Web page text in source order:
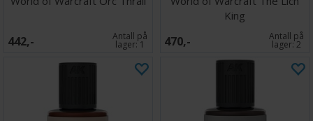
442,- Antall på
lager:1
King
470,- Antall på
lager:2